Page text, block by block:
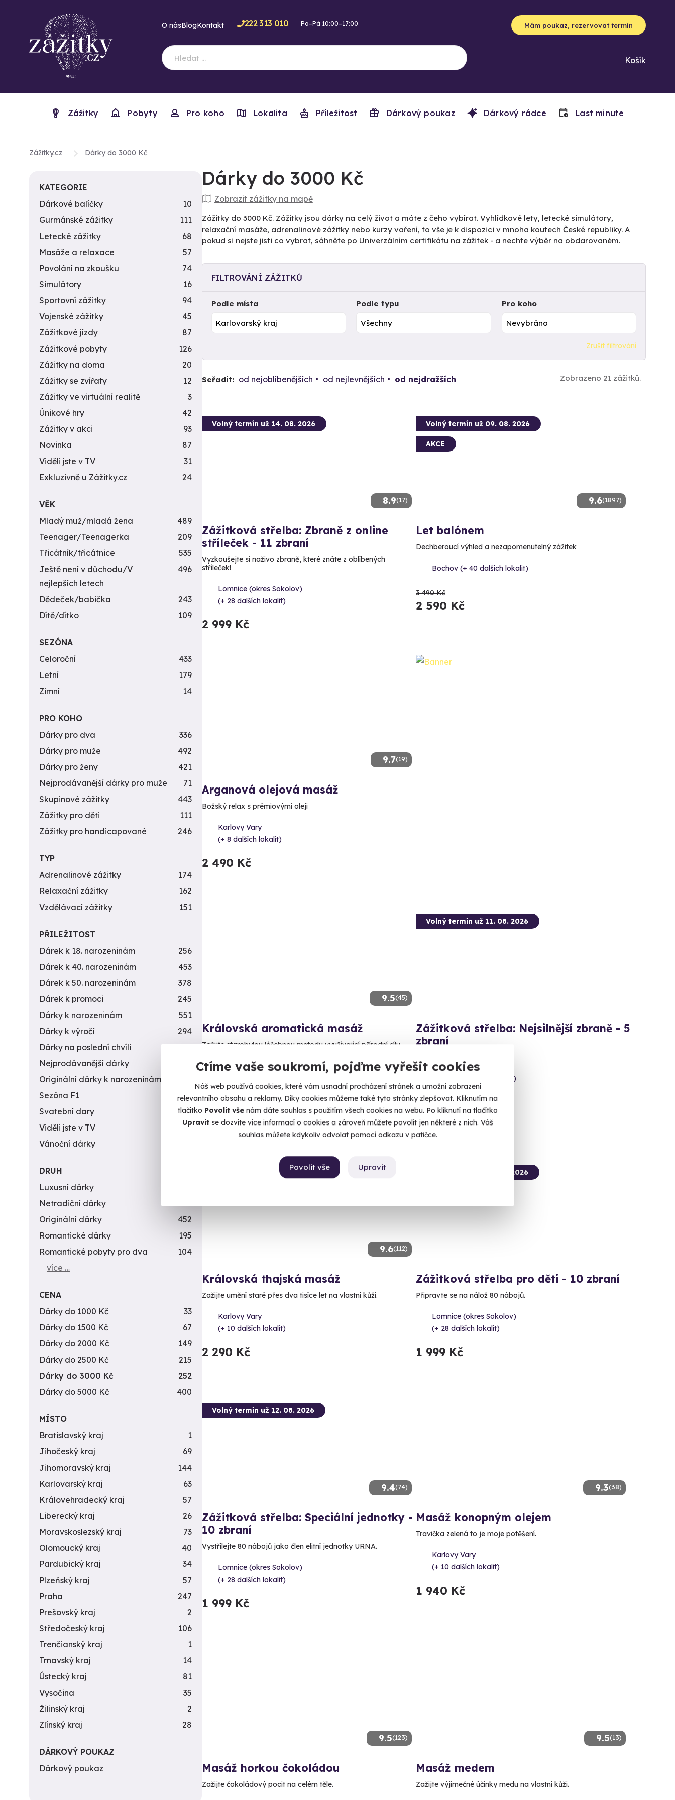
Ctíme vaše soukromí, pojďme vyřešit cookies
Náš web používá cookies, které vám usnadní procházení stránek a umožní zobrazení
relevantního obsahu a reklamy. Díky cookies můžeme také tyto stránky zlepšovat. Kliknutím na
tlačítko Povolit vše nám dáte souhlas s použitím všech cookies na webu. Po kliknutí na tlačítko
Upravitse dozvíte více informací o cookies a zároveň můžete povolit jen některé z nich. Váš
souhlas můžete kdykoliv odvolat pomocí odkazu v patičce.
Upravit
Povolit vše
O násBlogKontakt 222 313 010 Po–Pá 10:00–17:00 Mám poukaz, rezervovat termín
Košík
Zážitky Pobyty Pro koho Lokalita Příležitost Dárkový poukaz Dárkový rádce Last minute
Zážitky.cz Dárky do 3000 Kč
Dárky do 3000 Kč
Zobrazit zážitky na mapě
Zážitky do 3000 Kč. Zážitky jsou dárky na celý život a máte z čeho vybírat. Vyhlídkové lety, letecké simulátory,
relaxační masáže, adrenalinové zážitky nebo kurzy vaření, to vše je k dispozici v mnoha koutech České republiky. A
pokud si nejste jisti co vybrat, sáhněte po Univerzálním certifikátu na zážitek - a nechte výběr na obdarovaném.
FILTROVÁNÍ ZÁŽITKŮ
Podle místa Podle typu Pro koho
Zrušit filtrování
Seřadit: od nejoblíbenějších od nejlevnějších od nejdražších Zobrazeno 21 zážitků.
8.9(17)
Volný termín už 14. 08. 2026
Zážitková střelba: Zbraně z online
stříleček - 11 zbraní
Vyzkoušejte si naživo zbraně, které znáte z oblíbených
stříleček!
Lomnice (okres Sokolov)
(+ 28 dalších lokalit)
2 999 Kč
9.6(1897)
Volný termín už 09. 08. 2026
AKCE
Let balónem
Dechberoucí výhled a nezapomenutelný zážitek
Bochov (+ 40 dalších lokalit)
3 490 Kč
2 590 Kč
9.7(19)
Arganová olejová masáž
Božský relax s prémiovými oleji
Karlovy Vary
(+ 8 dalších lokalit)
2 490 Kč
9.5(45)
Královská aromatická masáž
Zažijte starobylou léčebnou metodu využívající přírodní sílu
Karlovy Vary
(+ 10 dalších lokalit)
2 440 Kč
Volný termín už 11. 08. 2026
Zážitková střelba: Nejsilnější zbraně - 5
zbraní
Lomnice (okres Sokolov)
(+ 28 dalších lokalit)
2 399 Kč
9.6(112)
Královská thajská masáž
Zažijte umění staré přes dva tisíce let na vlastní kůži.
Karlovy Vary
(+ 10 dalších lokalit)
2 290 Kč
Volný termín už 12. 08. 2026
Zážitková střelba pro děti - 10 zbraní
Připravte se na nálož 80 nábojů.
Lomnice (okres Sokolov)
(+ 28 dalších lokalit)
1 999 Kč
9.4(74)
Volný termín už 12. 08. 2026
Zážitková střelba: Speciální jednotky -
10 zbraní
Vystřílejte 80 nábojů jako člen elitní jednotky URNA.
Lomnice (okres Sokolov)
(+ 28 dalších lokalit)
1 999 Kč
9.3(38)
Masáž konopným olejem
Travička zelená to je moje potěšení.
Karlovy Vary
(+ 10 dalších lokalit)
1 940 Kč
9.5(123)
Masáž horkou čokoládou
Zažijte čokoládový pocit na celém těle.
9.5(13)
Masáž medem
Zažijte výjimečné účinky medu na vlastní kůži.
KATEGORIE
Dárkové balíčky
10
Gurmánské zážitky
111
Letecké zážitky
68
Masáže a relaxace
57
Povolání na zkoušku
74
Simulátory
16
Sportovní zážitky
94
Vojenské zážitky
45
Zážitkové jízdy
87
Zážitkové pobyty
126
Zážitky na doma
20
Zážitky se zvířaty
12
Zážitky ve virtuální realitě
3
Únikové hry
42
Zážitky v akci
93
Novinka
87
Viděli jste v TV
31
Exkluzivně u Zážitky.cz
24
VĚK
Mladý muž/mladá žena
489
Teenager/Teenagerka
209
Třicátník/třicátnice
535
Ještě není v důchodu/V
nejlepších letech
496
Dědeček/babička
243
Dítě/dítko
109
SEZÓNA
Celoroční
433
Letní
179
Zimní
14
PRO KOHO
Dárky pro dva
336
Dárky pro muže
492
Dárky pro ženy
421
Nejprodávanější dárky pro muže
71
Skupinové zážitky
443
Zážitky pro děti
111
Zážitky pro handicapované
246
TYP
Adrenalinové zážitky
174
Relaxační zážitky
162
Vzdělávací zážitky
151
PŘILEŽITOST
Dárek k 18. narozeninám
256
Dárek k 40. narozeninám
453
Dárek k 50. narozeninám
378
Dárek k promoci
245
Dárky k narozeninám
551
Dárky k výročí
294
Dárky na poslední chvíli
450
Nejprodávanější dárky
Originální dárky k narozeninám
Sezóna F1
4
Svatební dary
196
Viděli jste v TV
31
Vánoční dárky
DRUH
Luxusní dárky
Netradiční dárky
353
Originální dárky
452
Romantické dárky
195
Romantické pobyty pro dva
104
více …
CENA
Dárky do 1000 Kč
33
Dárky do 1500 Kč
67
Dárky do 2000 Kč
149
Dárky do 2500 Kč
215
Dárky do 3000 Kč
252
Dárky do 5000 Kč
400
MÍSTO
Bratislavský kraj
1
Jihočeský kraj
69
Jihomoravský kraj
144
Karlovarský kraj
63
Královehradecký kraj
57
Liberecký kraj
26
Moravskoslezský kraj
73
Olomoucký kraj
40
Pardubický kraj
34
Plzeňský kraj
57
Praha
247
Prešovský kraj
2
Středočeský kraj
106
Trenčianský kraj
1
Trnavský kraj
14
Ústecký kraj
81
Vysočina
35
Žilinský kraj
2
Zlínský kraj
28
DÁRKOVÝ POUKAZ
Dárkový poukaz